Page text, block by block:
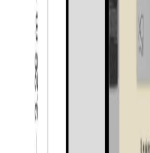
handige opbergruimte en is
garagedeuren naar de oprit,
bereikbaar is vanaf de
Daarnaast beschikt de garage
vliering, ideaal voor het
seizoensspullen. De
privacyvolle tuin en de ruime
praktische én aangename
woongenot van deze woning